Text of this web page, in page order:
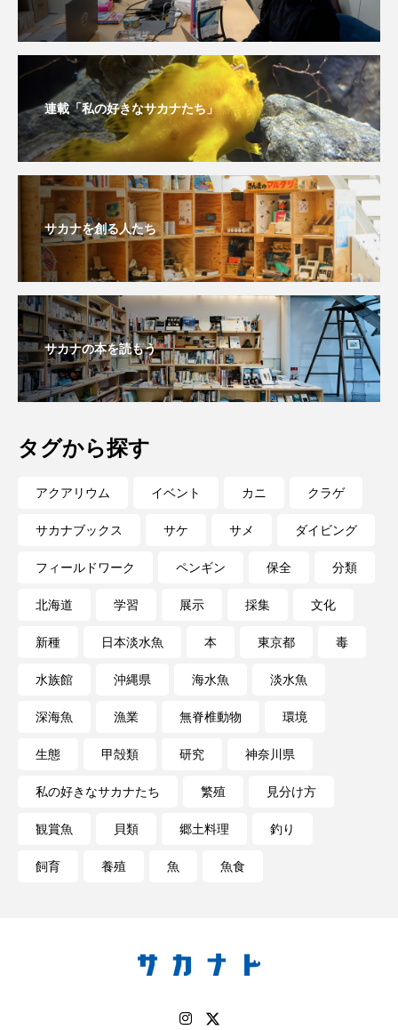
連載「私の好きなサカナたち」
サカナを創る人たち
サカナの本を読もう
タグから探す
アクアリウム イベント カニ クラゲ
サカナブックス サケ サメ ダイビング
フィールドワーク ペンギン 保全 分類
北海道 学習 展示 採集 文化
新種 日本淡水魚 本 東京都 毒
水族館 沖縄県 海水魚 淡水魚
深海魚 漁業 無脊椎動物 環境
生態 甲殻類 研究 神奈川県
私の好きなサカナたち 繁殖 見分け方
観賞魚 貝類 郷土料理 釣り
飼育 養殖 魚 魚食